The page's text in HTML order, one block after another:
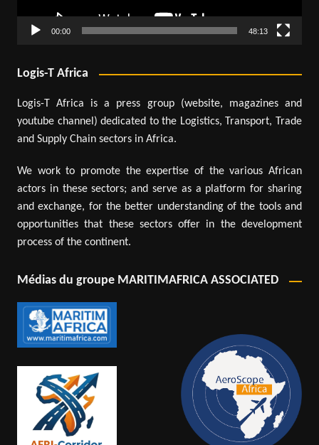
00:00 48:13
Logis-T Africa
Logis-T Africa is a press group (website, magazines and
youtube channel) dedicated to the Logistics, Transport, Trade
and Supply Chain sectors in Africa.
We work to promote the expertise of the various African
actors in these sectors; and serve as a platform for sharing
and exchange, for the better understanding of the tools and
opportunities that these sectors offer in the development
process of the continent.
Médias du groupe MARITIMAFRICA ASSOCIATED